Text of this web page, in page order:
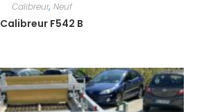
Calibreur, Neuf
Calibreur F542 B